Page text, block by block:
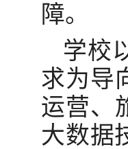
障。
学校
求为导
运营、
大数据